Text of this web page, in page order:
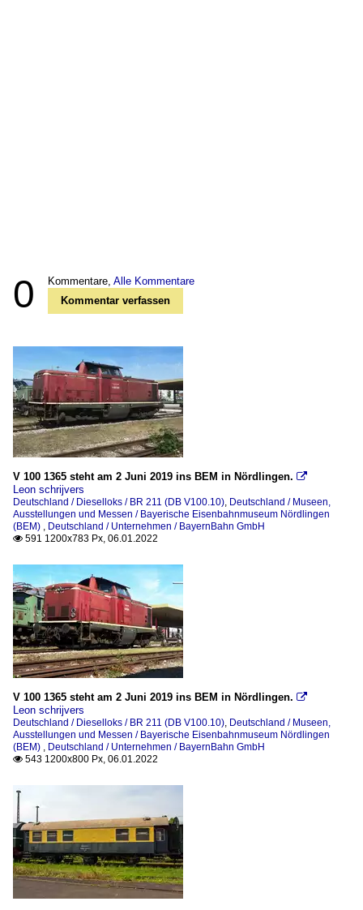
0 Kommentare, Alle Kommentare
Kommentar verfassen
V 100 1365 steht am 2 Juni 2019 ins BEM in Nördlingen. 
Leon schrijvers
Deutschland / Dieselloks / BR 211 (DB V100.10) Deutschland / Museen,
Ausstellungen und Messen / Bayerische Eisenbahnmuseum Nördlingen
(BEM)
Deutschland / Unternehmen / BayernBahn GmbH
 591 1200x783 Px, 06.01.2022
V 100 1365 steht am 2 Juni 2019 ins BEM in Nördlingen. 
Leon schrijvers
Deutschland / Dieselloks / BR 211 (DB V100.10) Deutschland / Museen,
Ausstellungen und Messen / Bayerische Eisenbahnmuseum Nördlingen
(BEM)
Deutschland / Unternehmen / BayernBahn GmbH
 543 1200x800 Px, 06.01.2022